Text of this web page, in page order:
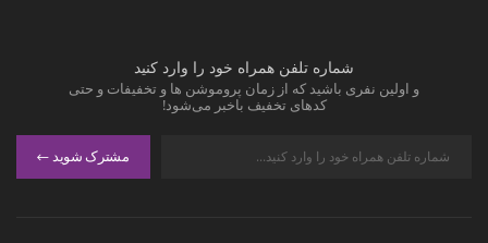
شماره تلفن همراه خود را وارد کنید
و اولین نفری باشید که از زمان پروموشن ها و تخفیفات و حتی
کدهای تخفیف باخبر می‌شود!
مشترک شوید